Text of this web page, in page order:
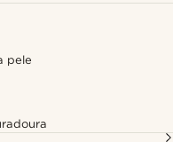
pele